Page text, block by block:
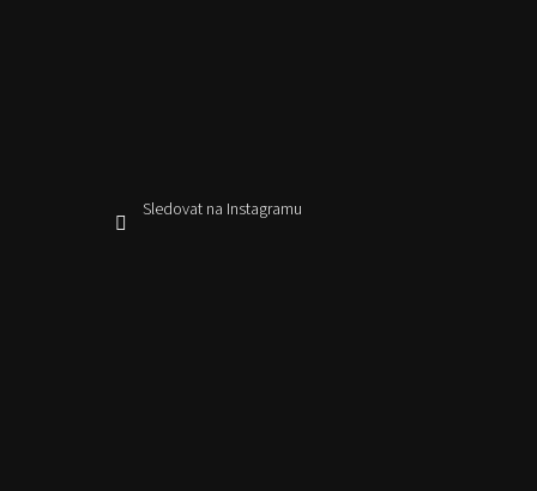
Sledovat na Instagramu